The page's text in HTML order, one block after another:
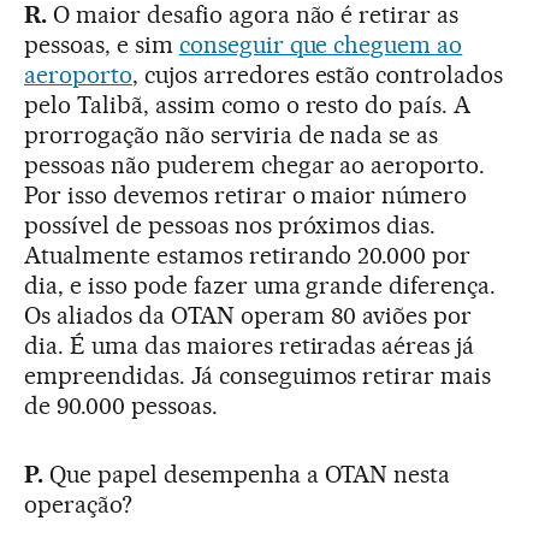
R.O maior desafio agora não é retirar as
pessoas, e sim conseguir que cheguem ao
aeroporto, cujos arredores estão controlados
pelo Talibã, assim como o resto do país. A
prorrogação não serviria de nada se as
pessoas não puderem chegar ao aeroporto.
Por isso devemos retirar o maior número
possível de pessoas nos próximos dias.
Atualmente estamos retirando 20.000 por
dia, e isso pode fazer uma grande diferença.
Os aliados da OTAN operam 80 aviões por
dia. É uma das maiores retiradas aéreas já
empreendidas. Já conseguimos retirar mais
de 90.000 pessoas.
P. Que papel desempenha a OTAN nesta
operação?